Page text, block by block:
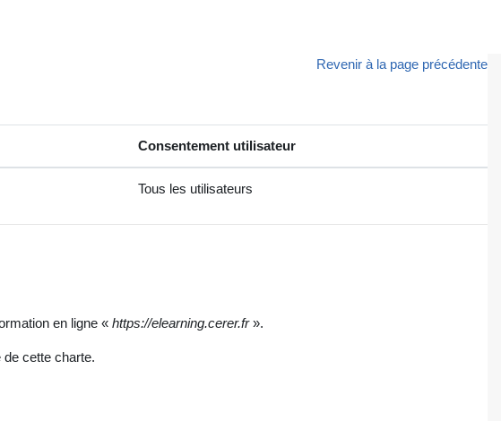
Revenir à la page précédente
Consentement utilisateur
Tous les utilisateurs
en ligne « https://elearning.cerer.fr».
cette charte.